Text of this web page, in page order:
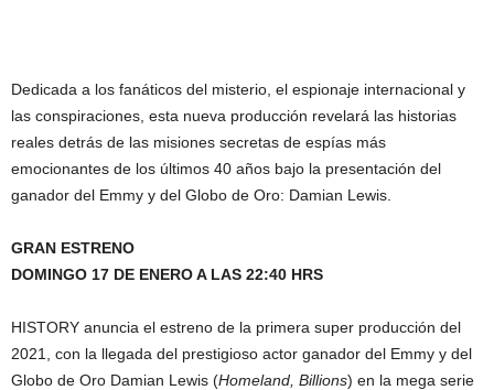
Dedicada a los fanáticos del misterio, el espionaje internacional y
las conspiraciones, esta nueva producción revelará las historias
reales detrás de las misiones secretas de espías más
emocionantes de los últimos 40 años bajo la presentación del
ganador del Emmy y del Globo de Oro: Damian Lewis.
GRAN ESTRENO
DOMINGO 17 DE ENERO A LAS 22:40 HRS
HISTORY anuncia el estreno de la primera super producción del
2021, con la llegada del prestigioso actor ganador del Emmy y del
Globo de Oro Damian Lewis (Homeland, Billions) en la mega serie